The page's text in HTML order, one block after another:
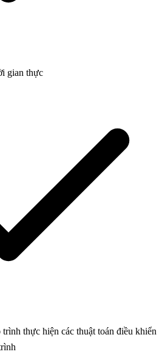
gian thực
thực hiện các thuật toán điều khiển